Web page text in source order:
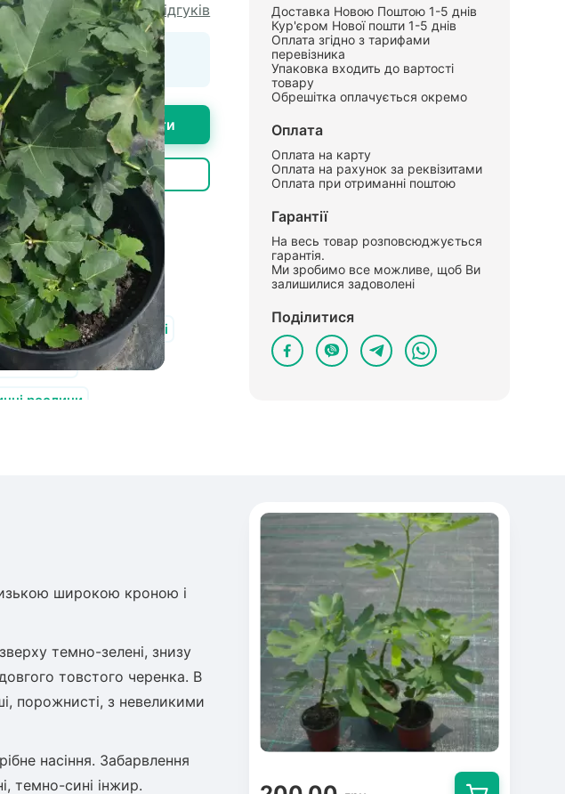
0 відгуків
грн
+ Купити
замовлення
продажу:
морозостійкого
саджанці ківі
кімнатне
рослини
Доставка Новою Поштою 1-5 днів
Кур'єром Нової пошти 1-5 днів
Оплата згідно з тарифами
перевізника
Упаковка входить до вартості
товару
Обрешітка оплачується окремо
Оплата
Оплата на карту
Оплата на рахунок за реквізитами
Оплата при отриманні поштою
Гарантії
На весь товар розповсюджується
гарантія.
Ми зробимо все можливе, щоб Ви
залишилися задоволені
Поділитися
широкою кроною і
темно-зелені, знизу
товстого черенка. В
порожнисті, з невеликими
насіння. Забарвлення
темно-сині інжир.